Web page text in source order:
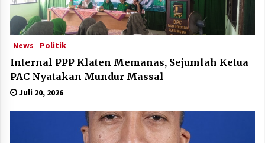
News Politik
Internal PPP Klaten Memanas, Sejumlah Ketua
PAC Nyatakan Mundur Massal
Juli 20, 2026